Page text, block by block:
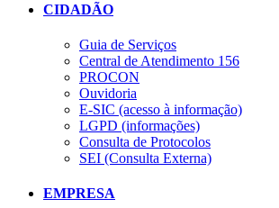
CIDADÃO
Guia de Serviços
Central de Atendimento 156
PROCON
Ouvidoria
E-SIC (acesso à informação)
LGPD (informações)
Consulta de Protocolos
SEI (Consulta Externa)
EMPRESA